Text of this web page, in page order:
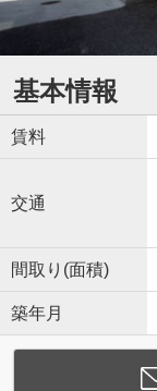
基本情報
賃料
交通
間取り(面積)
築年月